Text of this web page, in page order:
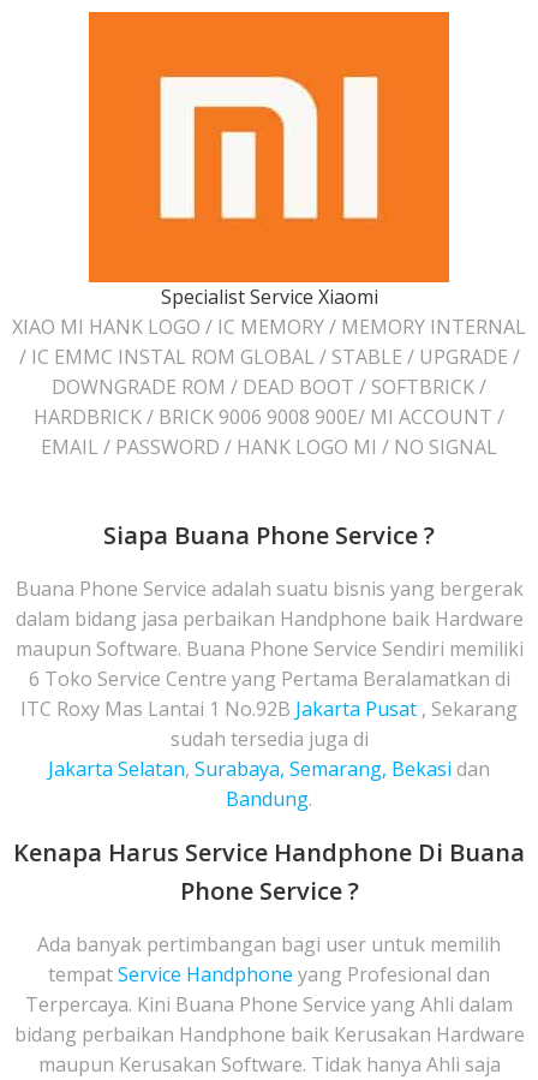
Specialist Service Xiaomi
XIAO MI HANK LOGO / IC MEMORY / MEMORY INTERNAL
/ IC EMMC INSTAL ROM GLOBAL / STABLE / UPGRADE /
DOWNGRADE ROM / DEAD BOOT / SOFTBRICK /
HARDBRICK / BRICK 9006 9008 900E/ MI ACCOUNT /
EMAIL / PASSWORD / HANK LOGO MI / NO SIGNAL
Siapa Buana Phone Service ?
Buana Phone Service adalah suatu bisnis yang bergerak
dalam bidang jasa perbaikan Handphone baik Hardware
maupun Software. Buana Phone Service Sendiri memiliki
6 Toko Service Centre yang Pertama Beralamatkan di
ITC Roxy Mas Lantai 1 No.92B Jakarta Pusat , Sekarang
sudah tersedia juga di
Jakarta Selatan, Surabaya, Semarang, Bekasi dan
Bandung.
Kenapa Harus Service Handphone Di Buana
Phone Service ?
Ada banyak pertimbangan bagi user untuk memilih
tempatService Handphone yang Profesional dan
Terpercaya. Kini Buana Phone Service yang Ahli dalam
bidang perbaikan Handphone baik Kerusakan Hardware
maupun Kerusakan Software. Tidak hanya Ahli saja